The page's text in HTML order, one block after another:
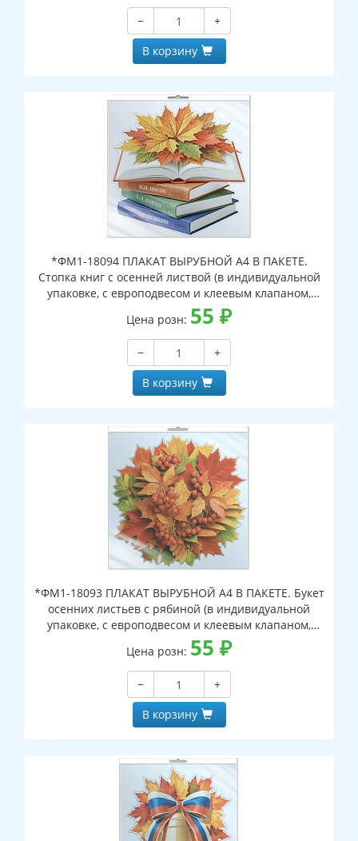
−
+
В корзину
*ФМ1-18094 ПЛАКАТ ВЫРУБНОЙ А4 В ПАКЕТЕ.
Стопка книг с осенней листвой (в индивидуальной
упаковке, с европодвесом и клеевым клапаном,
двухсторонний, ВД-лак)
Цена розн: 55 ₽
−
+
В корзину
*ФМ1-18093 ПЛАКАТ ВЫРУБНОЙ А4 В ПАКЕТЕ. Букет
осенних листьев с рябиной (в индивидуальной
упаковке, с европодвесом и клеевым клапаном,
двухсторонний, ВД-лак)
Цена розн: 55 ₽
−
+
В корзину